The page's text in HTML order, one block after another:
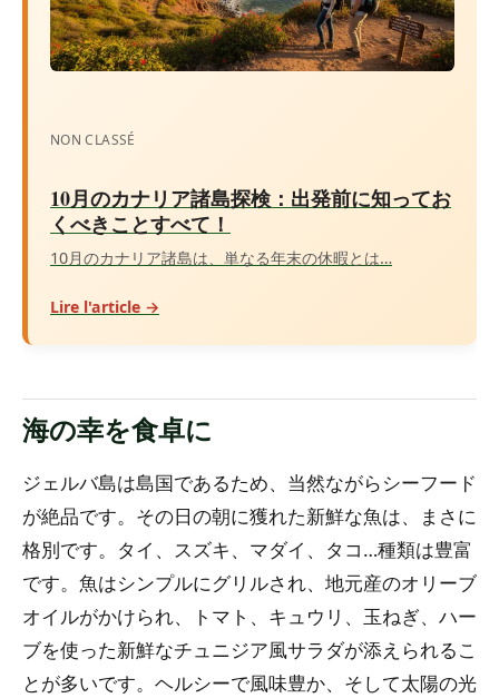
NON CLASSÉ
10月のカナリア諸島探検：出発前に知ってお
くべきことすべて！
10月のカナリア諸島は、単なる年末の休暇とは…
Lire l'article →
海の幸を食卓に
ジェルバ島は島国であるため、当然ながらシーフード
が絶品です。その日の朝に獲れた新鮮な魚は、まさに
格別です。タイ、スズキ、マダイ、タコ…種類は豊富
です。魚はシンプルにグリルされ、地元産のオリーブ
オイルがかけられ、トマト、キュウリ、玉ねぎ、ハー
ブを使った新鮮なチュニジア風サラダが添えられるこ
とが多いです。ヘルシーで風味豊か、そして太陽の光